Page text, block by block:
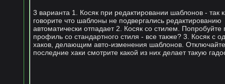
3 варианта 1. Косяк при редактировании шаблонов - так
говорите что шаблоны не подвергались редактированию
автоматически отпадает 2. Косяк со стилем. Попробуйте
профиль со стандартного стиля - все также? 3. Косяк с
хаков, делающим авто-изменения шаблонов.
последние хаки смотрите какой из них делает такую